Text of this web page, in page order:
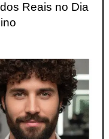
Reais no Dia